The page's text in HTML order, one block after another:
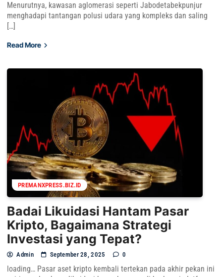
Menurutnya, kawasan aglomerasi seperti Jabodetabekpunjur
menghadapi tantangan polusi udara yang kompleks dan saling
[…]
Read More
PREMANXPRESS.BIZ.ID
Badai Likuidasi Hantam Pasar
Kripto, Bagaimana Strategi
Investasi yang Tepat?
Admin September 28, 2025 0
loading… Pasar aset kripto kembali tertekan pada akhir pekan ini